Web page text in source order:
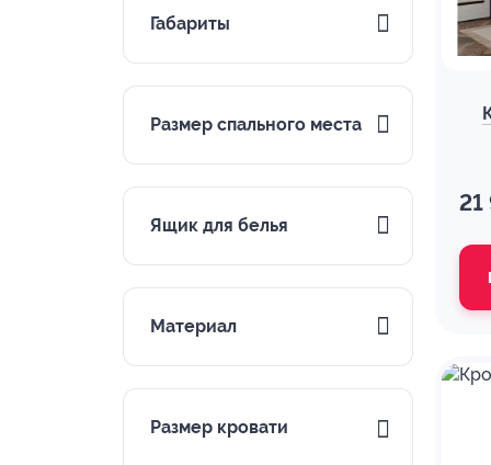
Габариты
Размер спального места
Ящик для белья
Материал
Размер кровати
21